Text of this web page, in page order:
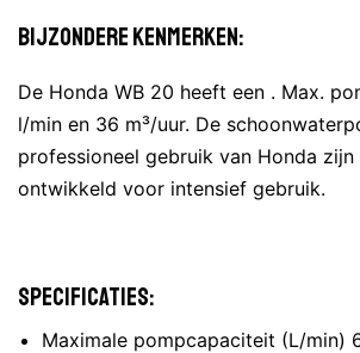
Bijzondere kenmerken:
De Honda WB 20 heeft een . Max.
l/min en 36 m³/uur. De
professioneel gebruik van Honda zijn
ontwikkeld voor intensief gebruik.
Specificaties:
Maximale pompcapaciteit (L/min)